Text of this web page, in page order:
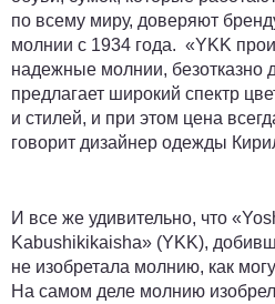
по всему миру, доверяют
молнии с 1934 года. «YKK
надежные молнии, безотказно
предлагает широкий спектр
и стилей, и при этом цена
говорит дизайнер одежды
И все же удивительно, что
Kabushikikaisha» (YKK),
не изобретала молнию, как
На самом деле молнию